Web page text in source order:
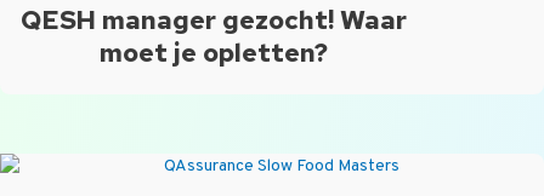
QESH manager gezocht! Waar
moet je opletten?